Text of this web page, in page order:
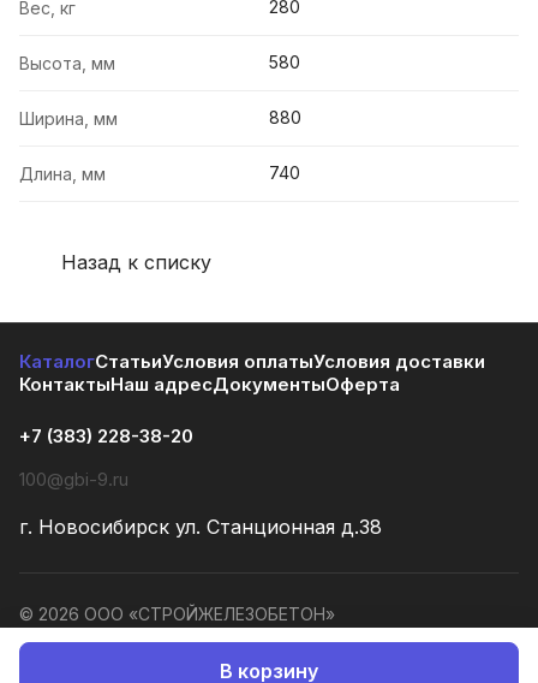
В корзину
Вес, кг 280
Высота, мм 580
Ширина, мм 880
Длина, мм 740
Назад к списку
КаталогСтатьиУсловия оплатыУсловия доставки
КонтактыНаш адресДокументыОферта
+7 (383) 228-38-20
100@gbi-9.ru
г. Новосибирск ул. Станционная д.38
© 2026 ООО «СТРОЙЖЕЛЕЗОБЕТОН»